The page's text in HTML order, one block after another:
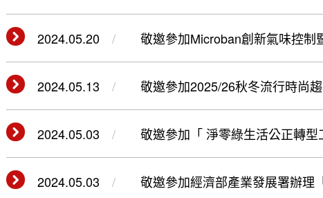
2024.05.20
敬邀參加Microban創新氣味控
(113.05.23)
2024.05.13
敬邀參加2025/26秋冬流行時尚
2024.05.03 敬邀參加「 淨零綠生活公正轉
2024.05.03
敬邀參加經濟部產業發展署辦理